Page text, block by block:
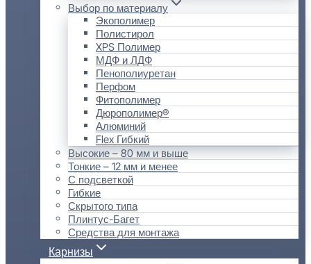
Выбор по материалу
Экополимер
Полистирол
XPS Полимер
МДФ и ЛДФ
Пенополиуретан
Перфом
Фитополимер
Дюрополимер®
Алюминий
Flex Гибкий
Высокие – 80 мм и выше
Тонкие – 12 мм и менее
С подсветкой
Гибкие
Скрытого типа
Плинтус-Багет
Средства для монтажа
Карнизы